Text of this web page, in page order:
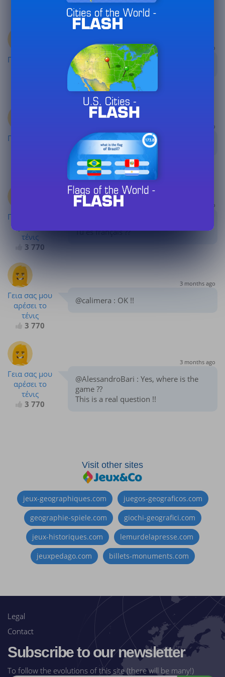
Γεια σας μου
3 months ago
@Liam997 : I don't know !!
Γεια σας μου
3 months ago
@Deadfool : Yes !!
Γεια σας μου
τένις
3 770
3 months ago
Tu es français ??
Γεια σας μου
αρέσει το
τένις
3 770
3 months ago
@calimera : OK !!
Γεια σας μου
αρέσει το
τένις
3 770
3 months ago
@AlessandroBari : Yes, where is the
game ??
This is a real question !!
Visit other sites
jeux-geographiques.com
juegos-geograficos.com
geographie-spiele.com
giochi-geografici.com
jeux-historiques.com
lemurdelapresse.com
jeuxpedago.com
billets-monuments.com
Legal
Contact
Subscribe to our newsletter
To follow the evolutions of this site (there will be many!)